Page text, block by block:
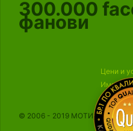
300.000
фанови
Цени и
© 2006 - 2019 МОТИКА, Сите